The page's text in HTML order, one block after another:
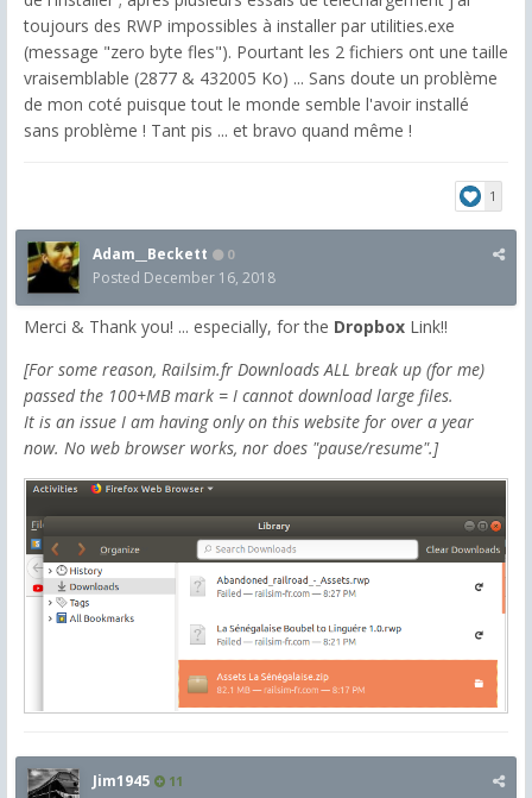
toujours des RWP impossibles à installer par utilities.exe
(message "zero byte fles"). Pourtant les 2 fichiers ont une taille
vraisemblable (2877 & 432005 Ko) ... Sans doute un problème
de mon coté puisque tout le monde semble l'avoir installé
sans problème ! Tant pis ... et bravo quand même !
1
Adam__Beckett 0
Posted December 16, 2018
Merci & Thank you! ... especially, for the Dropbox Link!!
[For some reason, Railsim.fr Downloads ALL break up (for me)
passed the 100+MB mark = I cannot download large files.
It is an issue I am having only on this website for over a year
now. No web browser works, nor does "pause/resume".]
Jim1945 11